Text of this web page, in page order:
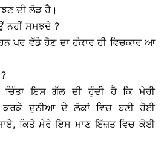
ਦੀ ਲੋੜ ਹੈ।
ਨਹੀਂ ਸਮਝਦੇ ?
ਪਰ ਵੱਡੇ ਹੋਣ ਦਾ ਹੰਕਾਰ ਹੀ ਵਿਚਕਾਰ ਆ
ਚਿੰਤਾ ਇਸ ਗੱਲ ਦੀ ਹੁੰਦੀ ਹੈ ਕਿ ਮੇਰੀ
ਕਰਕੇ ਦੁਨੀਆ ਦੇ ਲੋਕਾਂ ਵਿਚ ਬਣੀ ਹੋਈ
ਕਿਤੇ ਮੇਰੇ ਇਸ ਮਾਣ ਇੱਜ਼ਤ ਵਿਚ ਕੋਈ